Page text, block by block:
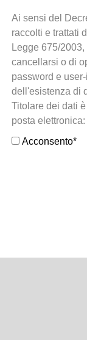
Ai sensi del
raccolti e trattati
Legge 675/
cancellarsi o di
password e
dell'esistenza di
Titolare dei dati
posta
Acconsento*